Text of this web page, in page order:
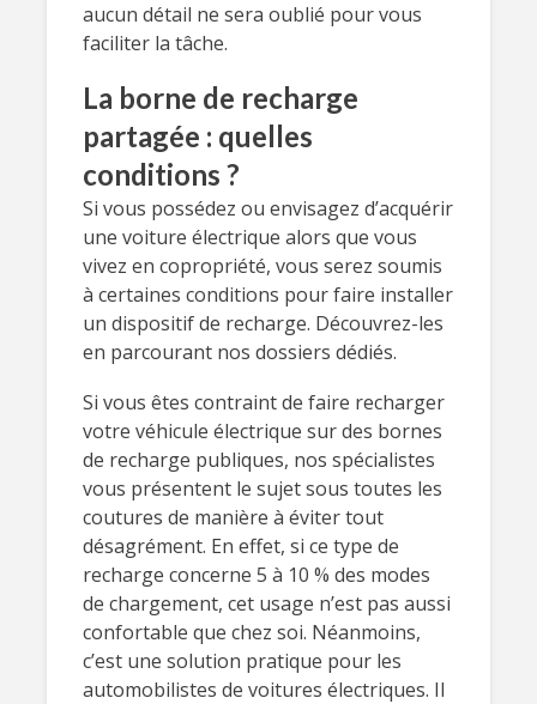
aucun détail ne sera oublié pour vous
faciliter la tâche.
La borne de recharge
partagée : quelles
conditions ?
Si vous possédez ou envisagez d’acquérir
une voiture électrique alors que vous
vivez en copropriété, vous serez soumis
à certaines conditions pour faire installer
un dispositif de recharge. Découvrez-les
en parcourant nos dossiers dédiés.
Si vous êtes contraint de faire recharger
votre véhicule électrique sur des bornes
de recharge publiques, nos spécialistes
vous présentent le sujet sous toutes les
coutures de manière à éviter tout
désagrément. En effet, si ce type de
recharge concerne 5 à 10 % des modes
de chargement, cet usage n’est pas aussi
confortable que chez soi. Néanmoins,
c’est une solution pratique pour les
automobilistes de voitures électriques. Il